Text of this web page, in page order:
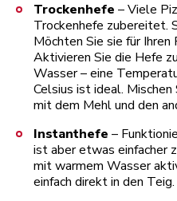
Trockenhefe – Viele
Trockenhefe zubereitet.
Möchten Sie sie für
Aktivieren Sie die Hefe
Wasser – eine
Celsius ist ideal.
mit dem Mehl und den
Instanthefe –
ist aber etwas einfacher
mit warmem Wasser
einfach direkt in den Teig.